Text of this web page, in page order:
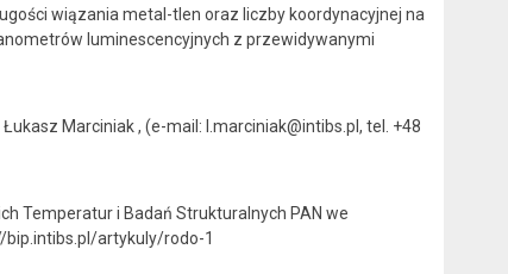
wiązania metal-tlen oraz liczby koordynacyjnej na
luminescencyjnych z przewidywanymi
Marciniak , (e-mail: l.marciniak@intibs.pl, tel. +48
Temperatur i Badań Strukturalnych PAN we
bip.intibs.pl/artykuly/rodo-1